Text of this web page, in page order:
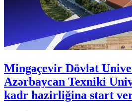
Mingəçevir Dövlət
Azərbaycan Texniki
kadr hazirliğina start